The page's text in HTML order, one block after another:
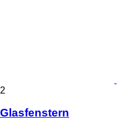
2
Glasfenstern